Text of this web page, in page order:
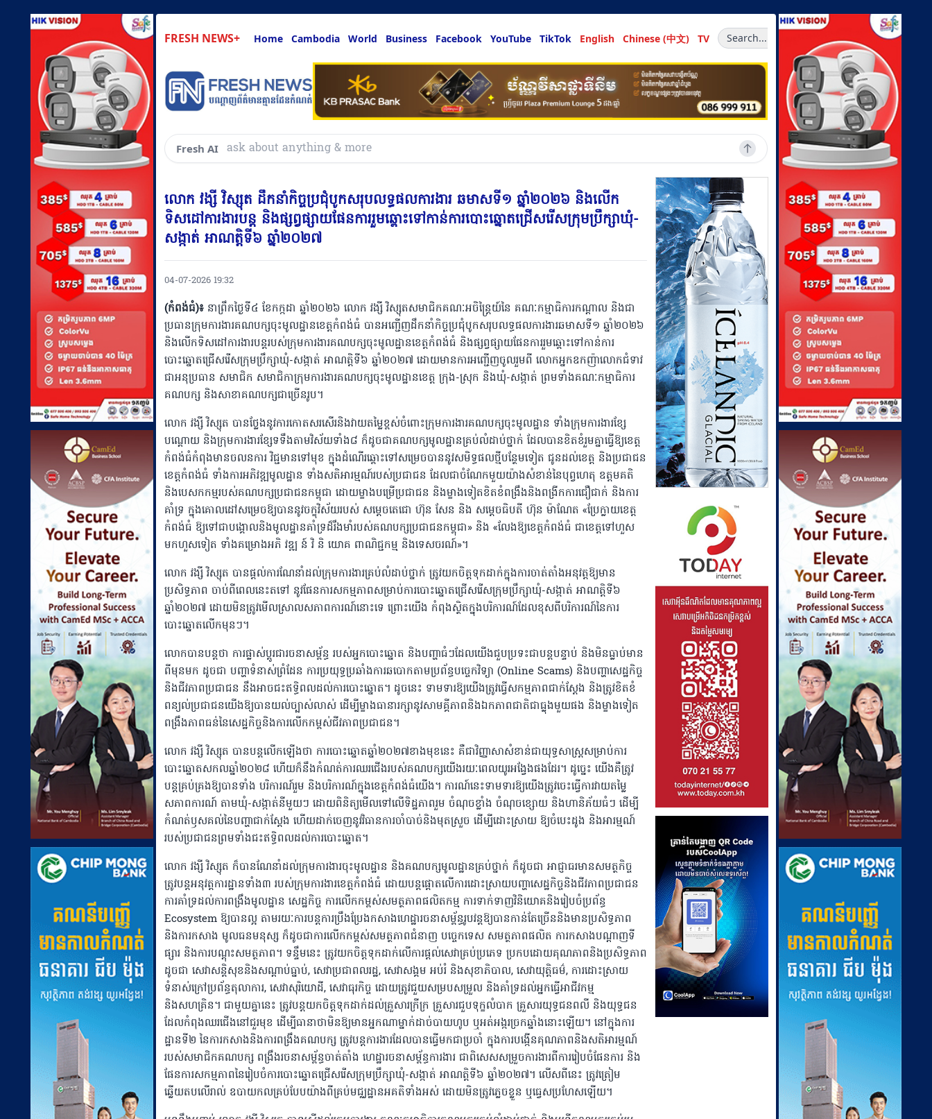
FRESH NEWS+ Home Cambodia World Business Facebook YouTube TikTok English Chinese (中文) TV Search...
Fresh AI សួរអ្វីៗគ្រប់យ៉ាងដែលអ្នកចង់ដឹង
លោក វង្សី វិស្សុត ដឹកនាំកិច្ចប្រជុំបូកសរុបលទ្ធផលការងារ ឆមាសទី១ ឆ្នាំ២០២៦ និងលើក
ទិសដៅការងារបន្ត និងផ្សព្វផ្សាយផែនការរួមឆ្ពោះទៅកាន់ការបោះឆ្នោតជ្រើសរើសក្រុមប្រឹក្សាឃុំ-
សង្កាត់ អាណត្តិទី៦ ឆ្នាំ២០២៧
04-07-2026 19:32
(កំពង់ធំ)៖នាព្រឹកថ្ងៃទី៤ ខែកក្កដា ឆ្នាំ២០២៦ លោក វង្សី វិស្សុតសមាជិកគណៈអចិន្ត្រៃយ៍នៃ គណៈកម្មាធិការកណ្ដាល និងជា
ប្រធានក្រុមការងារគណបក្សចុះមូលដ្ឋានខេត្តកំពង់ធំ បានអញ្ជើញដឹកនាំកិច្ចប្រជុំបូកសរុបលទ្ធផលការងារឆមាសទី១ ឆ្នាំ២០២៦
និងលើកទិសដៅការងារបន្តរបស់ក្រុមការងារគណបក្សចុះមូលដ្ឋានខេត្តកំពង់ធំ និងផ្សព្វផ្សាយផែនការរួមឆ្ពោះទៅកាន់ការ
បោះឆ្នោតជ្រើសរើសក្រុមប្រឹក្សាឃុំ-សង្កាត់ អាណត្តិទី៦ ឆ្នាំ២០២៧ ដោយមានការអញ្ជើញចូលរួមពី លោកអ្នកឧកញ៉ាលោកជំទាវ
ជាអនុប្រធាន សមាជិក សមាជិកាក្រុមការងារគណបក្សចុះមូលដ្ឋានខេត្ត ក្រុង-ស្រុក និងឃុំ-សង្កាត់ ព្រមទាំងគណៈកម្មាធិការ
គណបក្ស និងសាខាគណបក្សជាច្រើនរូប។
លោក វង្សី វិស្សុត បានថ្លែងនូវការកោតសរសើរនិងវាយតម្លៃខ្ពស់ចំពោះក្រុមការងារគណបក្សចុះមូលដ្ឋាន ទាំងក្រុមការងារខ្សែ
បណ្តោយ និងក្រុមការងារខ្សែទទឹងតាមវិស័យទាំង៨ ក៏ដូចជាគណបក្សមូលដ្ឋានគ្រប់លំដាប់ថ្នាក់ ដែលបានខិតខំរួមគ្នាធ្វើឱ្យខេត្ត
កំពង់ធំកំពុងមានចលនការ វិជ្ជមានទៅមុខ ក្នុងដំណើរឆ្ពោះទៅសម្រេចបាននូវសមិទ្ធផលថ្មីបន្ថែមទៀត ជូនដល់ខេត្ត និងប្រជាជន
ខេត្តកំពង់ធំ ទាំងការអភិវឌ្ឍមូលដ្ឋាន ទាំងសតិអារម្មណ៍របស់ប្រជាជន ដែលជាចំណែកមួយយ៉ាងសំខាន់នៃបុព្វហេតុ ឧត្តមគតិ
និងបេសកកម្មរបស់គណបក្សប្រជាជនកម្ពុជា ដោយម្ខាងបម្រើប្រជាជន និងម្ខាងទៀតខិតខំពង្រឹងនិងពង្រីកការជឿជាក់ និងការ
គាំទ្រ ក្នុងគោលដៅសម្រេចឱ្យបាននូវចក្ខុវិស័យរបស់ សម្ដេចតេជោ ហ៊ុន សែន និង សម្តេចធិបតី ហ៊ុន ម៉ាណែត «ប្រែក្លាយខេត្ត
កំពង់ធំ ឱ្យទៅជាបង្គោលនិងមូលដ្ឋានគាំទ្រដ៏រឹងមាំរបស់គណបក្សប្រជាជនកម្ពុជា» និង «លែងឱ្យខេត្តកំពង់ធំ ជាខេត្តទៅហួស
មកហួសទៀត ទាំងគម្រោងអភិ វឌ្ឍ ន៍ វិ និ យោគ ពាណិជ្ជកម្ម និងទេសចរណ៍»។
លោក វង្សី វិស្សុត បានផ្តល់ការណែនាំដល់ក្រុមការងារគ្រប់លំដាប់ថ្នាក់ ត្រូវយកចិត្តទុកដាក់ក្នុងការចាត់តាំងអនុវត្តឱ្យមាន
ប្រសិទ្ធភាព ចាប់ពីពេលនេះតទៅ នូវផែនការសកម្មភាពសម្រាប់ការបោះឆ្នោតជ្រើសរើសក្រុមប្រឹក្សាឃុំ-សង្កាត់ អាណត្តិទី៦
ឆ្នាំ២០២៧ ដោយមិនត្រូវមើលស្រាលសភាពការណ៍នោះទេ ព្រោះយើង កំពុងស្ថិតក្នុងបរិការណ៍ដែលខុសពីបរិការណ៍នៃការ
បោះឆ្នោតលើកមុនៗ។
លោកបានបន្តថា ការផ្លាស់ប្តូរជារចនាសម្ព័ន្ធ របស់អ្នកបោះឆ្នោត និងបញ្ហាធំៗដែលយើងជួបប្រទះជាបន្តបន្ទាប់ និងមិនធ្លាប់មាន
ពីមុនមក ដូចជា បញ្ហាទំនាស់ព្រំដែន ការប្រយុទ្ធប្រឆាំងការឆបោកតាមប្រព័ន្ធបច្ចេកវិទ្យា (Online Scams) និងបញ្ហាសេដ្ឋកិច្ច
និងជីវភាពប្រជាជន នឹងអាចជះឥទ្ធិពលដល់ការបោះឆ្នោត។ ដូចនេះ ទាមទារឱ្យយើងត្រូវធ្វើសកម្មភាពជាក់ស្តែង និងត្រូវខិតខំ
ពន្យល់ប្រជាជនយើងឱ្យបានយល់ច្បាស់លាស់ ដើម្បីម្ខាងធានារក្សានូវសាមគ្គីភាពនិងឯកភាពជាតិជាធ្លុងមួយផង និងម្ខាងទៀត
ពង្រឹងភាពធន់នៃសេដ្ឋកិច្ចនិងការលើកកម្ពស់ជីវភាពប្រជាជន។
លោក វង្សី វិស្សុត បានបន្តលើកឡើងថា ការបោះឆ្នោតឆ្នាំ២០២៧ខាងមុខនេះ គឺជាវិញ្ញាសាសំខាន់ជាយុទ្ធសាស្ត្រសម្រាប់ការ
បោះឆ្នោតសកលឆ្នាំ២០២៨ ហើយក៏នឹងកំណត់ការឈរជើងរបស់គណបក្សយើងរយៈពេលយូរអង្វែងផងដែរ។ ដូច្នេះ យើងគឺត្រូវ
បន្តគ្រប់គ្រងឱ្យបានទាំង បរិការណ៍រួម និងបរិការណ៍ក្នុងខេត្តកំពង់ធំយើង។ ការណ៍នេះទាមទារឱ្យយើងត្រូវចេះធ្វើការវាយតម្លៃ
សភាពការណ៍ តាមឃុំ-សង្កាត់នីមួយៗ ដោយពិនិត្យមើលទៅលើទិដ្ឋភាពរួម ចំណុចខ្លាំង ចំណុចខ្សោយ និងហានិភ័យធំៗ ដើម្បី
កំណត់ឫសគល់នៃបញ្ហាជាក់ស្ដែង ហើយដាក់ចេញនូវវិធានការចាំបាច់និងមុតស្រួច ដើម្បីដោះស្រាយ ឱ្យចំបេះដូង និងអារម្មណ៍
របស់ប្រជាជនព្រមទាំងជះឥទ្ធិពលដល់ការបោះឆ្នោត។
លោក វង្សី វិស្សុត ក៏បានណែនាំដល់ក្រុមការងារចុះមូលដ្ឋាន និងគណបក្សមូលដ្ឋានគ្រប់ថ្នាក់ ក៏ដូចជា អាជ្ញាធរមានសមត្ថកិច្ច
ត្រូវបន្តអនុវត្តការដ្ឋានទាំង៣ របស់ក្រុមការងារខេត្តកំពង់ធំ ដោយបន្តផ្ដោតលើការដោះស្រាយបញ្ហាសេដ្ឋកិច្ចនិងជីវភាពប្រជាជន
ការគាំទ្រដល់ការពង្រឹងមូលដ្ឋាន សេដ្ឋកិច្ច ការលើកកម្ពស់សមត្ថភាពផលិតកម្ម ការទាក់ទាញវិនិយោគនិងរៀបចំប្រព័ន្ធ
Ecosystem ឱ្យបានល្អ តាមរយៈការបន្តការប្រឹងប្រែងកសាងហេដ្ឋារចនាសម្ព័ន្ធរូបវន្តឱ្យបានកាន់តែច្រើននិងមានប្រសិទ្ធភាព
និងការកសាង មូលធនមនុស្ស ក៏ដូចជាការលើកកម្ពស់សមត្ថភាពជំនាញ បច្ចេកទេស សមត្ថភាពផលិត ការកសាងបណ្ដាញទី
ផ្សារ និងការបណ្ដុះសមត្ថភាព។ ទន្ទឹមនេះ ត្រូវយកចិត្តទុកដាក់លើការផ្តល់សេវាគ្រប់ប្រភេទ ប្រកបដោយគុណភាពនិងប្រសិទ្ធភាព
ដូចជា សេវាសន្តិសុខនិងសណ្តាប់ធ្នាប់, សេវាប្រជាពលរដ្ឋ, សេវាសង្គម អប់រំ និងសុខាភិបាល, សេវាយុត្តិធម៌, ការដោះស្រាយ
ទំនាស់ក្រៅប្រព័ន្ធតុលាការ, សេវាសុរិយោដី, សេវាធុរកិច្ច ដោយត្រូវជួយសម្របសម្រួល និងគាំទ្រដល់អ្នកធ្វើអាជីវកម្ម
និងសហគ្រិន។ ជាមួយគ្នានេះ ត្រូវបន្តយកចិត្តទុកដាក់ដល់គ្រួសារក្រីក្រ គ្រួសារជួបទុក្ខលំបាក គ្រួសារយុទ្ធជនពលី និងយុទ្ធជន
ដែលកំពុងឈរជើងនៅជួរមុខ ដើម្បីធានាថាមិនឱ្យមានអ្នកណាម្នាក់ដាច់បាយហូប ឬអត់អង្ករច្រកឆ្នាំងនោះឡើយ។ នៅក្នុងការ
ដ្ឋានទី២ នៃការកសាងនិងការពង្រឹងគណបក្ស ត្រូវបន្តការងារដែលបានធ្វើមកជាប្រចាំ ក្នុងការបង្កើនគុណភាពនិងសតិអារម្មណ៍
របស់សមាជិកគណបក្ស ពង្រឹងរចនាសម្ព័ន្ធចាត់តាំង ហេដ្ឋារចនាសម្ព័ន្ធការងារ ជាពិសេសសម្រួចការងារពីការរៀបចំផែនការ និង
ផែនការសកម្មភាពនៃរៀបចំការបោះឆ្នោតជ្រើសរើសក្រុមប្រឹក្សាឃុំ-សង្កាត់ អាណត្តិទី៦ ឆ្នាំ២០២៧។ លើសពីនេះ ត្រូវត្រៀម
ឆ្លើយតបលើរាល់ ឧបាយកលគ្រប់បែបយ៉ាងពីគ្រប់មជ្ឈដ្ឋានអគតិទាំងអស់ ដោយមិនត្រូវភ្លេចខ្លួន ឬធ្វេសប្រហែសឡើយ។